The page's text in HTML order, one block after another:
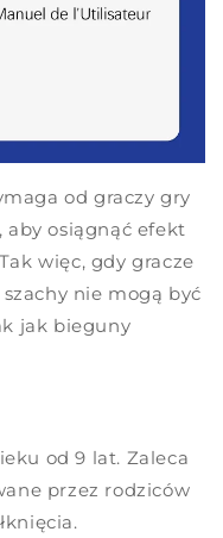
od graczy gry
aby osiągnąć efekt
więc, gdy gracze
nie mogą być
jak bieguny
od 9 lat. Zaleca
przez rodziców